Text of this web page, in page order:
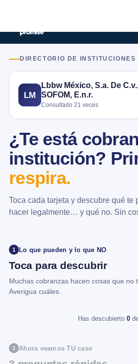
DIRECTORIO DE INSTITUCIONES
LM
Lbbw México, S.a. De
SOFOM, E.n.r.
Consultado 21 veces
¿Te está
institución?
respira.
Toca cada tarjeta y descubre qué te
hacer legalmente… y qué no. Sin
1 Lo que pueden y lo que NO
Toca para descubrir
Muchas cobranzas hacen cosas que no
Averigua cuáles.
Has descubierto 0
2 Ahora veamos TU caso